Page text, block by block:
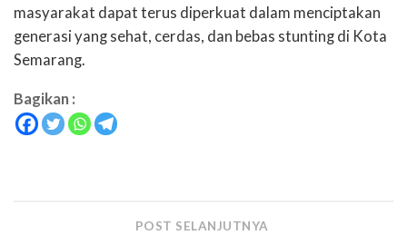
masyarakat dapat terus diperkuat dalam menciptakan
generasi yang sehat, cerdas, dan bebas stunting di Kota
Semarang.
Bagikan :
POST SELANJUTNYA